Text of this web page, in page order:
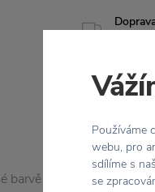
barvě se zlatým efektem
Používáme
webu, pro
sdílíme s
se